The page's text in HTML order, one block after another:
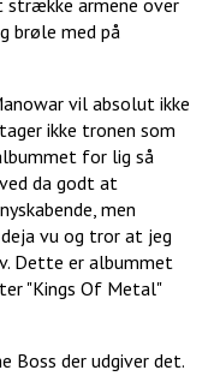
strække armene over
brøle med på
vil absolut ikke
ikke tronen som
for lig så
da godt at
men
vu og tror at jeg
Dette er albummet
"Kings Of Metal"
Boss der udgiver det.